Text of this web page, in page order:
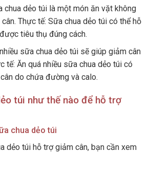
chua dẻo túi là một món ăn vặt không
Thực tế: Sữa chua dẻo túi có thể hỗ
tiêu thụ đúng cách.
sữa chua dẻo túi sẽ giúp giảm cân
tế: Ăn quá nhiều sữa chua dẻo túi có
do chứa đường và calo.
túi như thế nào để hỗ trợ
chua dẻo túi
dẻo túi hỗ trợ giảm cân, bạn cần xem